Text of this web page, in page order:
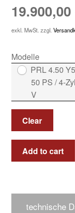
19.900,00
exkl. MwSt. zzgl.
Modelle
PRL 4.50
50 PS / 4-
V
Clear
Add to cart
technische